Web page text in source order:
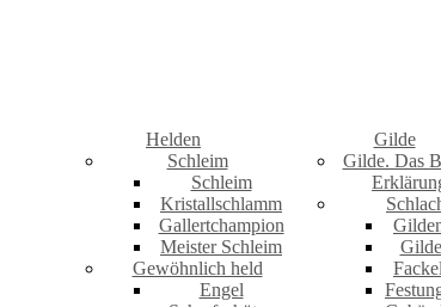
Helden
Schleim
Schleim
Kristallschlamm
Gallertchampion
Meister Schleim
Gewöhnlich held
Engel
Gilde
Gilde. Das